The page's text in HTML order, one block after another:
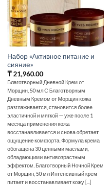
Набор «Активное питание и
сияние»
₸21,960.00
Благотворный Дневной Крем от
Морщин, 50 мл С Благотворным
Дневным Кремом от Морщин кожа
разглаживается, становится более
эластичной и мягкой — уже после 1
месяца применения кожа
восстанавливается и снова обретает
ощущение комфорта. Формула крема
обогащена 30 ценными маслами,
обладающими антивозрастным
эффектом. Благотворный Ночной Крем
от Морщин, 50 мл Интенсивный крем
питает и восстанавливает кожу [...]